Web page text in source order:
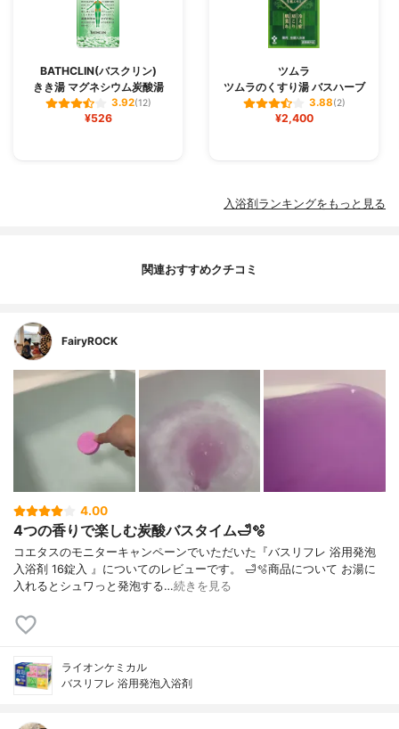
BATHCLIN(バスクリン)
きき湯 マグネシウム炭酸湯
3.92(12)
¥526
ツムラ
ツムラのくすり湯 バスハーブ
3.88(2)
¥2,400
入浴剤ランキングをもっと見る
関連おすすめクチコミ
FairyROCK
4.00
4つの香りで楽しむ炭酸バスタイム🛁🫧
コエタスのモニターキャンペーンでいただいた『バスリフレ 浴用発泡
入浴剤 16錠入 』についてのレビューです。 🛁🫧商品について お湯に
入れるとシュワっと発泡する…続きを見る
ライオンケミカル
バスリフレ 浴用発泡入浴剤